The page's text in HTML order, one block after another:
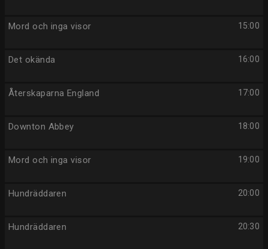
15:00
Mord och inga visor
16:00
Det okända
17:00
Återskaparna England
18:00
Downton Abbey
19:00
Mord och inga visor
20:00
Hundräddaren
20:30
Hundräddaren